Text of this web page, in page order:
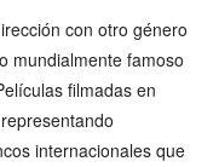
con otro género
mundialmente famoso
filmadas en
internacionales que